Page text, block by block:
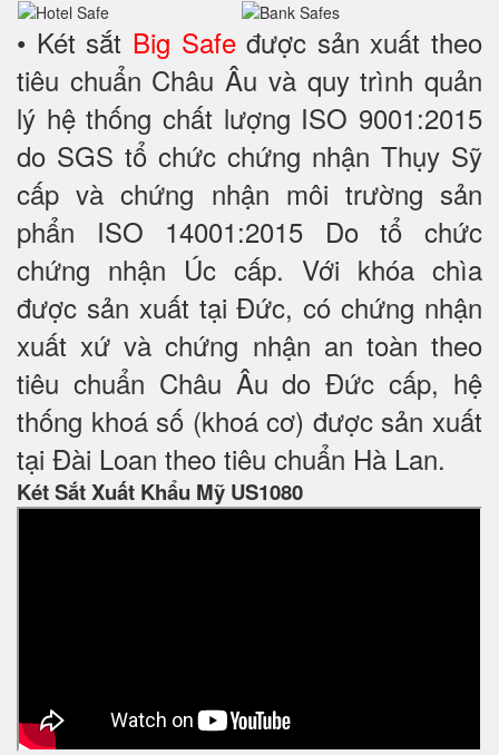
• Két sắt Big Safeđược sản xuất theo
tiêu chuẩn Châu Âu và quy trình quản
lý hệ thống chất lượng ISO 9001:2015
do SGS tổ chức chứng nhận Thụy Sỹ
cấp và chứng nhận môi trường sản
phẩn ISO 14001:2015 Do tổ chức
chứng nhận Úc cấp. Với khóa chìa
được sản xuất tại Đức, có chứng nhận
xuất xứ và chứng nhận an toàn theo
tiêu chuẩn Châu Âu do Đức cấp, hệ
thống khoá số (khoá cơ) được sản xuất
tại Đài Loan theo tiêu chuẩn Hà Lan.
Két Sắt Xuất Khẩu Mỹ US1080